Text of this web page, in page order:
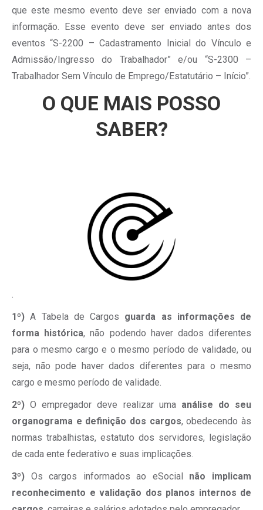
que este mesmo evento deve ser enviado com a nova
informação. Esse evento deve ser enviado antes dos
eventos “S-2200 – Cadastramento Inicial do Vínculo e
Admissão/Ingresso do Trabalhador” e/ou “S-2300 –
Trabalhador Sem Vínculo de Emprego/Estatutário – Início”.
O QUE MAIS POSSO
SABER?
.
1º) A Tabela de Cargos guarda as informações de
forma histórica, não podendo haver dados diferentes
para o mesmo cargo e o mesmo período de validade, ou
seja, não pode haver dados diferentes para o mesmo
cargo e mesmo período de validade.
2º) O empregador deve realizar uma análise do seu
organograma e definição dos cargos, obedecendo às
normas trabalhistas, estatuto dos servidores, legislação
de cada ente federativo e suas implicações.
3º) Os cargos informados ao eSocial não implicam
reconhecimento e validação dos planos internos de